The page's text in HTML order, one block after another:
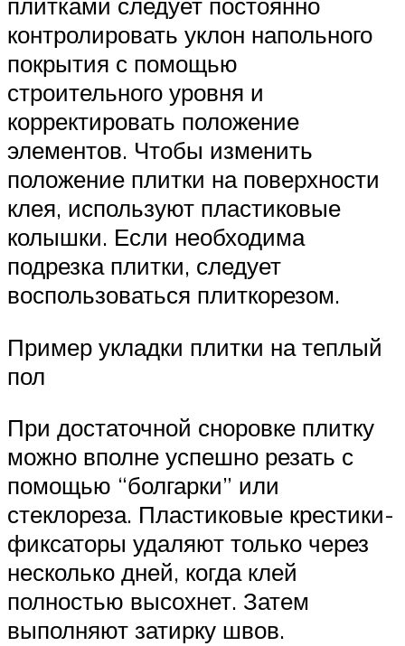
контролировать уклон напольного
покрытия с помощью
строительного уровня и
корректировать положение
элементов. Чтобы изменить
положение плитки на поверхности
клея, используют пластиковые
колышки. Если необходима
подрезка плитки, следует
воспользоваться плиткорезом.
Пример укладки плитки на теплый
пол
При достаточной сноровке плитку
можно вполне успешно резать с
помощью “болгарки” или
стеклореза. Пластиковые крестики-
фиксаторы удаляют только через
несколько дней, когда клей
полностью высохнет. Затем
выполняют затирку швов.